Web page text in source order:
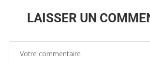
LAISSER UN